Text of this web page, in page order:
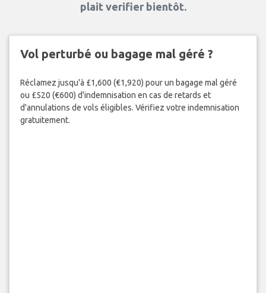
plait verifier bientôt.
Vol perturbé ou bagage mal géré ?
Réclamez jusqu'à £1,600 (€1,920) pour un bagage mal géré
ou £520 (€600) d'indemnisation en cas de retards et
d'annulations de vols éligibles. Vérifiez votre indemnisation
gratuitement.